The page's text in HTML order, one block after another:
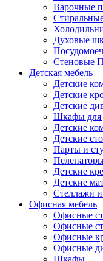
Варочные
Духовые
Стеновые
Детская мебель
Детские
Детские
Детские
Шкафы для
Детские
Детские
Парты и
Детские
Детские
Стеллажи
Офисная мебель
Офисные
Офисные
Офисные
Офисные
Шкафы